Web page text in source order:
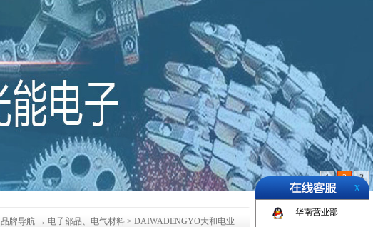
1 2 3
品牌导航 → 电子部品、电气材料 > DAIWADENGYO大和电业
X
华南营业部